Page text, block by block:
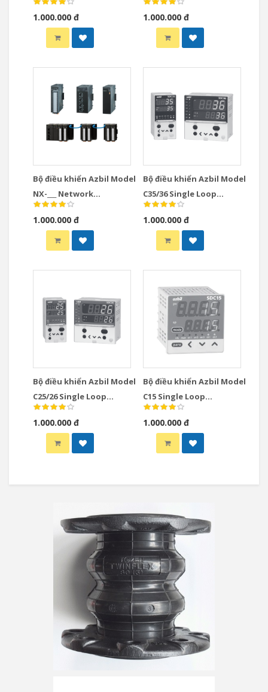
Gateway
1.000.000 đ
with Multifunction
Display Model
1.000.000 đ
Bộ điều khiển Azbil Model
NX-___ Network
Instrumentation
Modules Controllers
1.000.000 đ
Bộ điều khiển Azbil Model
C35/36 Single Loop
Controllers
1.000.000 đ
Bộ điều khiển Azbil Model
C25/26 Single Loop
Controllers
1.000.000 đ
Bộ điều khiển Azbil Model
C15 Single Loop
Controllers
1.000.000 đ